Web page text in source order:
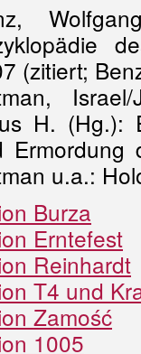
(zitiert;
Israel/
H. (Hg.):
Ermordung
u.a.:
Burza
Erntefest
Reinhardt
T4 und
Zamość
1005